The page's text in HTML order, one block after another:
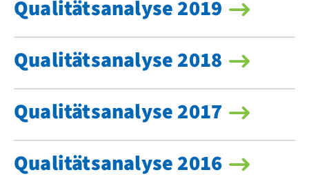
Qualitätsanalyse 2019
Qualitätsanalyse 2018
Qualitätsanalyse 2017
Qualitätsanalyse 2016